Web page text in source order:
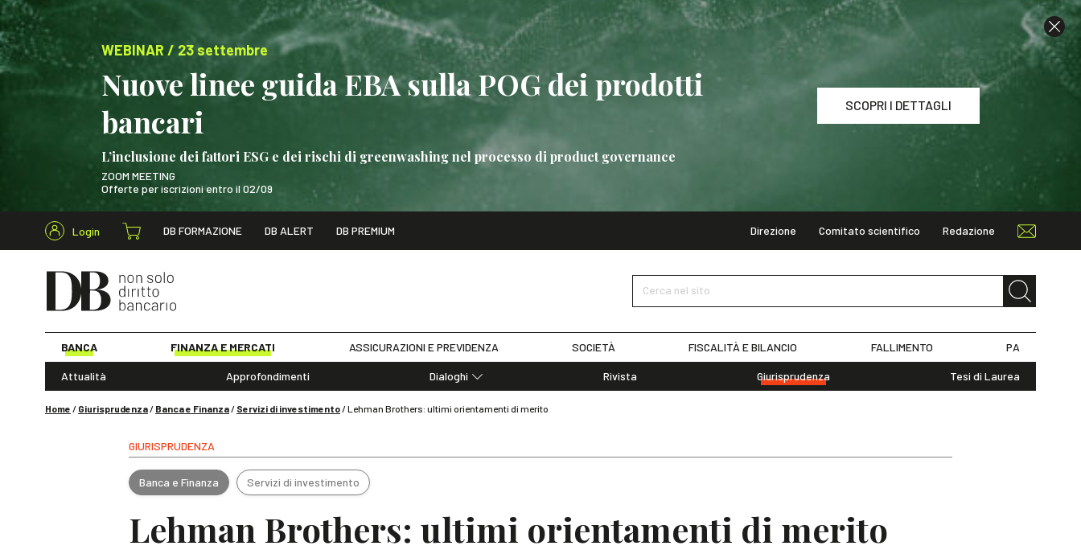
WEBINAR / 23 settembre
Nuove linee guida EBA sulla POG dei prodotti
bancari
L’inclusione dei fattori ESG e dei rischi di greenwashing nel processo di product governance
ZOOM MEETING
Offerte per iscrizioni entro il 02/09
SCOPRI I DETTAGLI
WEBINAR / 23 settembre Nuove linee guida EBA sulla POG dei prodotti bancari SCOPRI I DETTAGLI
Login DB FORMAZIONE DB ALERT DB PREMIUM Direzione Comitato scientifico Redazione
Cerca nel sito
Cerca nel sito
BANCA FINANZA E MERCATI ASSICURAZIONI E PREVIDENZA SOCIETÀ FISCALITÀ E BILANCIO FALLIMENTO PA
Attualità Approfondimenti
Dialoghi
Rivista Giurisprudenza Tesi di Laurea
Home / Giurisprudenza/ Banca e Finanza/ Servizi di investimento/Lehman Brothers: ultimi orientamenti di merito
GIURISPRUDENZA
Banca e Finanza Servizi di investimento
Lehman Brothers: ultimi orientamenti di merito